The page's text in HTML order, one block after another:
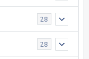
28
28